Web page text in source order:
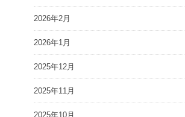
2026年2月
2026年1月
2025年12月
2025年11月
2025年10月